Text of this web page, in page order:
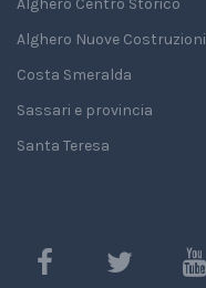
Alghero Centro Storico
Alghero Nuove Costruzioni
Costa Smeralda
Sassari e provincia
Santa Teresa